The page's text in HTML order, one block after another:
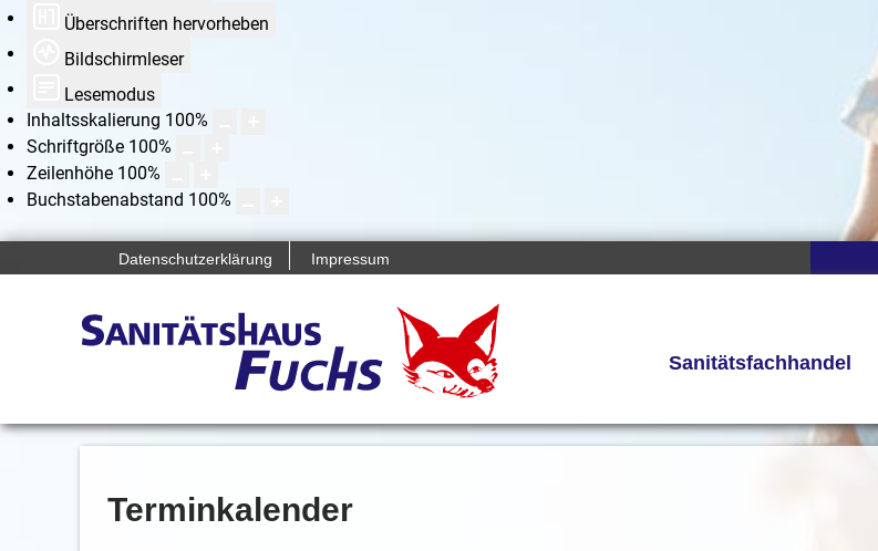
Überschriften hervorheben
Bildschirmleser
Lesemodus
Inhaltsskalierung 100%
Schriftgröße 100%
Zeilenhöhe 100%
Buchstabenabstand 100%
Datenschutzerklärung Impressum
Sanitätsfachhandel
Terminkalender